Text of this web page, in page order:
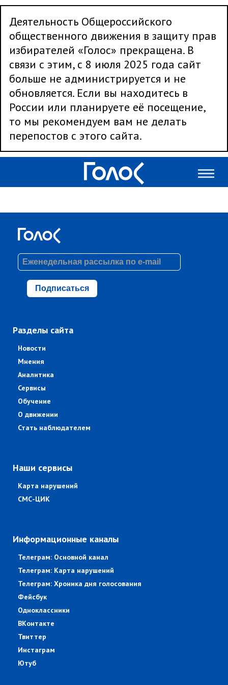
Деятельность Общероссийского
общественного движения в защиту прав
избирателей «Голос» прекращена. В
связи с этим, с 8 июля 2025 года сайт
больше не администрируется и не
обновляется. Если вы находитесь в
России или планируете её посещение,
то мы рекомендуем вам не делать
перепостов с этого сайта.
Подписаться
Разделы сайта
Новости
Мнения
Аналитика
Сервисы
Обучение
О движении
Стать наблюдателем
Наши сервисы
Карта нарушений
СМС-ЦИК
Информационные каналы
Телеграм: Основной канал
Телеграм: Карта нарушений
Телеграм: Хроника дня голосования
Фейсбук
Одноклассники
ВКонтакте
Твиттер
Инстаграм
Ютуб